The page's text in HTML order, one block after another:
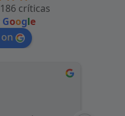
críticas
Google